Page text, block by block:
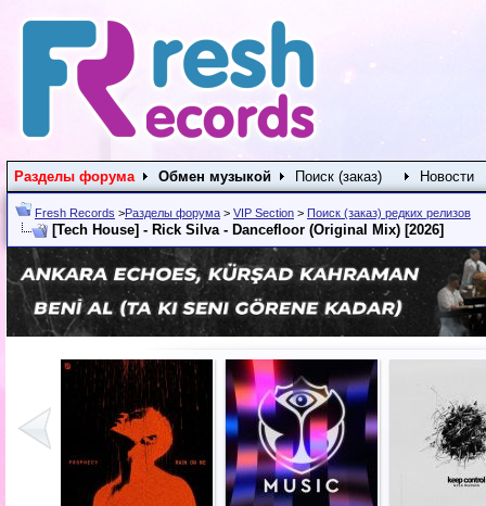
Разделы форума Обмен музыкой Поиск (заказ) Новости
Fresh Records >Разделы форума > VIP Section > Поиск (заказ) редких релизов
[Tech House] - Rick Silva - Dancefloor (Original Mix) [2026]